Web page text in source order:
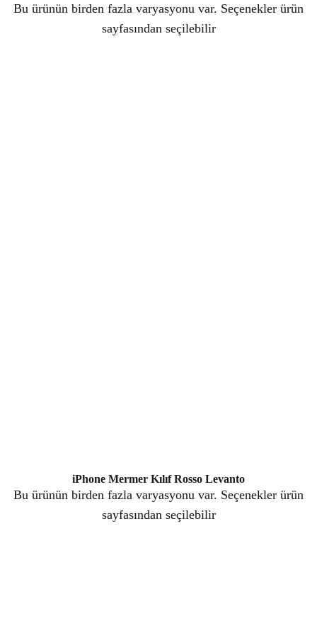
Bu ürünün birden fazla varyasyonu var. Seçenekler ürün
sayfasından seçilebilir
iPhone Mermer Kılıf Rosso Levanto
Bu ürünün birden fazla varyasyonu var. Seçenekler ürün
sayfasından seçilebilir